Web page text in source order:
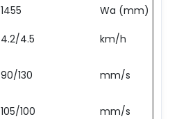
1455
Wa (mm)
4.2/4.5 km/h
90/130 mm/s
105/100 mm/s